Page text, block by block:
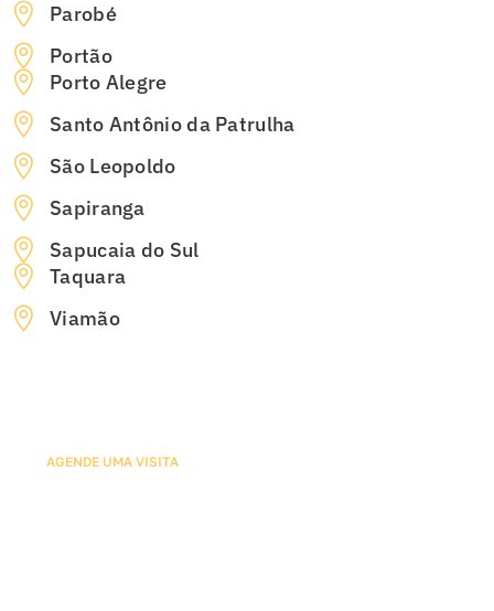
Parobé
Portão
Porto Alegre
Santo Antônio da Patrulha
São Leopoldo
Sapiranga
Sapucaia do Sul
Taquara
Viamão
AGENDE UMA VISITA